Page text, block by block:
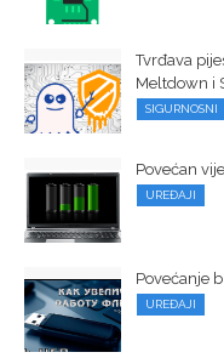
Tvrđava
Meltdown i
SIGURNOSNI
Povećan
UREĐAJI
Povećanje
UREĐAJI